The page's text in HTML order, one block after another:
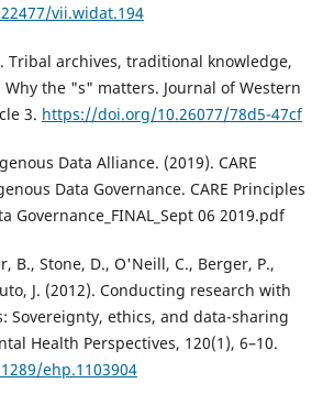
vii.widat.194
Tribal archives, traditional knowledge,
the "s" matters. Journal of Western
3. https://doi.org/10.26077/78d5-47cf
Data Alliance. (2019). CARE
Data Governance. CARE Principles
Governance_FINAL_Sept 06 2019.pdf
B., Stone, D., O'Neill, C., Berger, P.,
J. (2012). Conducting research with
Sovereignty, ethics, and data-sharing
Health Perspectives, 120(1), 6–10.
ehp.1103904